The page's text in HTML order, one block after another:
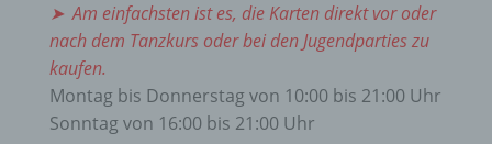
➤ Am einfachsten ist es, die Karten direkt vor oder
nach dem Tanzkurs oder bei den Jugendparties zu
kaufen.
Montag bis Donnerstag von 10:00 bis 21:00 Uhr
Sonntag von 16:00 bis 21:00 Uhr